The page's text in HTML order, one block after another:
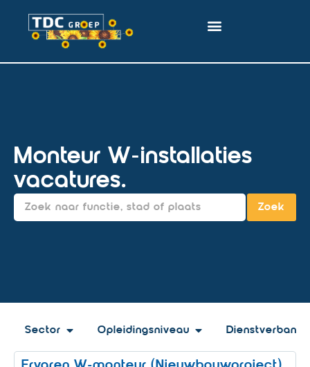
Monteur W-installaties
vacatures.
Zoek
Sector Opleidingsniveau Dienstverband